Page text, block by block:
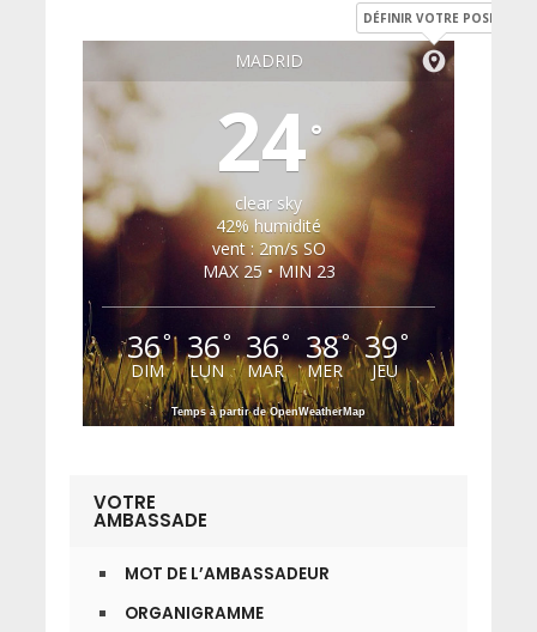
MADRID
DÉFINIR VOTRE POSITION
24°
clear sky
42% humidité
vent : 2m/s SO
MAX 25 • MIN 23
36°
DIM
36°
LUN
36°
MAR
38°
MER
39°
JEU
Temps à partir de OpenWeatherMap
VOTRE
AMBASSADE
MOT DE L’AMBASSADEUR
ORGANIGRAMME